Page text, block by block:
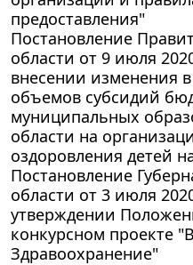
предоставления"
Постановление
области от 9 июля
внесении изменения
объемов субсидий
муниципальных
области на
оздоровления детей
Постановление
области от 3 июля
утверждении
конкурсном проекте
Здравоохранение"